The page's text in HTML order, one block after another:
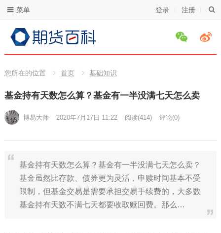
登录 注册
菜单
您所在的位置 首页 基础知识
基金持有天数怎么算？基金有一半没满七天怎么卖
博易大师 2020年7月17日 11:22 阅读(414) 评论(0)
基金持有天数怎么算？基金有一半没满七天怎么卖？
基金虽然比存款、债券更为灵活，申赎时间基本不受
限制，但基金交易是需要承担交易手续费的，大多数
基金持有天数不满七天都要收取赎回费。那么…